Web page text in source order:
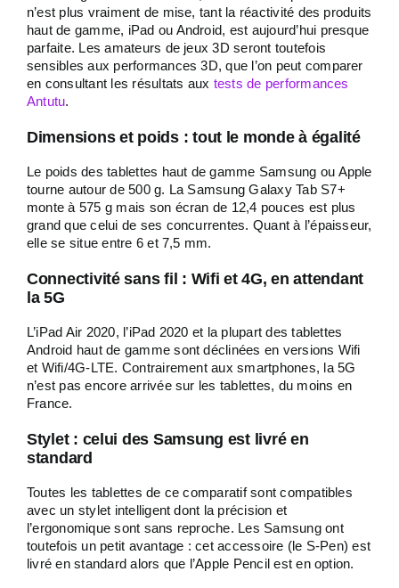
n’est plus vraiment de mise, tant la réactivité des produits
haut de gamme, iPad ou Android, est aujourd’hui presque
parfaite. Les amateurs de jeux 3D seront toutefois
sensibles aux performances 3D, que l’on peut comparer
en consultant les résultats aux tests de performances
Antutu.
Dimensions et poids : tout le monde à égalité
Le poids des tablettes haut de gamme Samsung ou Apple
tourne autour de 500 g. La Samsung Galaxy Tab S7+
monte à 575 g mais son écran de 12,4 pouces est plus
grand que celui de ses concurrentes. Quant à l’épaisseur,
elle se situe entre 6 et 7,5 mm.
Connectivité sans fil : Wifi et 4G, en attendant
la 5G
L’iPad Air 2020, l’iPad 2020 et la plupart des tablettes
Android haut de gamme sont déclinées en versions Wifi
et Wifi/4G-LTE. Contrairement aux smartphones, la 5G
n’est pas encore arrivée sur les tablettes, du moins en
France.
Stylet : celui des Samsung est livré en
standard
Toutes les tablettes de ce comparatif sont compatibles
avec un stylet intelligent dont la précision et
l’ergonomique sont sans reproche. Les Samsung ont
toutefois un petit avantage : cet accessoire (le S-Pen) est
livré en standard alors que l’Apple Pencil est en option.